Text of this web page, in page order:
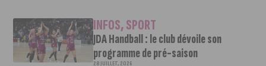
INFOS,SPORT
JDA Handball : le club dévoile son
programme de pré-saison
28 JUILLET, 2026